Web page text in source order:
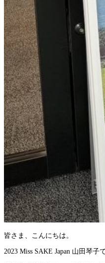
皆さま、こんにちは。
2023 Miss SAKE Japan 山田琴子